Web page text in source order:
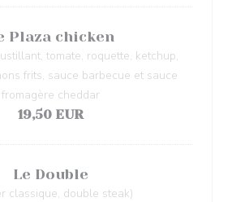
Plaza chicken
tomate, roquette, ketchup,
frits, sauce barbecue et sauce
fromagère cheddar
19,50 EUR
Le Double
classique, double steak)